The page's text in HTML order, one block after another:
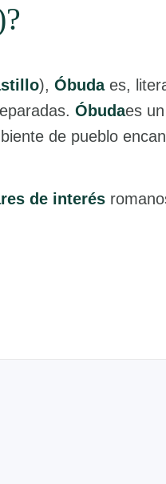
), Óbudaes,
Óbudaes un
de pueblo
de interés